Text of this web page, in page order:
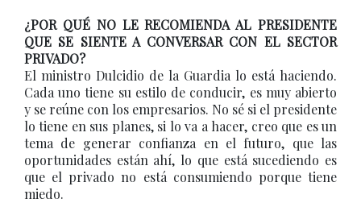
¿POR QUÉ NO LE RECOMIENDA AL PRESIDENTE
QUE SE SIENTE A CONVERSAR CON EL SECTOR
PRIVADO?
El ministro Dulcidio de la Guardia lo está haciendo.
Cada uno tiene su estilo de conducir, es muy abierto
y se reúne con los empresarios. No sé si el presidente
lo tiene en sus planes, si lo va a hacer, creo que es un
tema de generar confianza en el futuro, que las
oportunidades están ahí, lo que está sucediendo es
que el privado no está consumiendo porque tiene
miedo.